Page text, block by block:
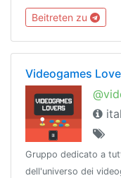
molto altro!ℹ Canale:
Beitreten zu
Videogames
Gruppo dedicato a
dell'universo dei